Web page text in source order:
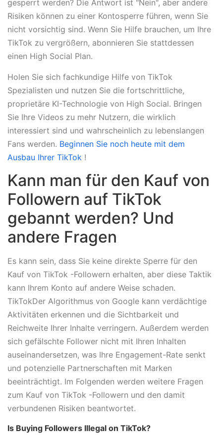
gesperrt werden? Die Antwort ist "Nein", aber andere
Risiken können zu einer Kontosperre führen, wenn Sie
nicht vorsichtig sind. Wenn Sie Hilfe brauchen, um Ihre
TikTok zu vergrößern, abonnieren Sie stattdessen
einen High Social Plan.
Holen Sie sich fachkundige Hilfe von TikTok
Spezialisten und nutzen Sie die fortschrittliche,
proprietäre KI-Technologie von High Social. Bringen
Sie Ihre Videos zu mehr Nutzern, die wirklich
interessiert sind und wahrscheinlich zu lebenslangen
Fans werden. Beginnen Sie noch heute mit dem
Ausbau Ihrer TikTok !
Kann man für den Kauf von
Followern auf TikTok
gebannt werden? Und
andere Fragen
Es kann sein, dass Sie keine direkte Sperre für den
Kauf von TikTok -Followern erhalten, aber diese Taktik
kann Ihrem Konto auf andere Weise schaden.
TikTokDer Algorithmus von Google kann verdächtige
Aktivitäten erkennen und die Sichtbarkeit und
Reichweite Ihrer Inhalte verringern. Außerdem werden
sich gefälschte Follower nicht mit Ihren Inhalten
auseinandersetzen, was Ihre Engagement-Rate senkt
und potenzielle Partnerschaften mit Marken
beeinträchtigt. Im Folgenden werden weitere Fragen
zum Kauf von TikTok -Followern und den damit
verbundenen Risiken beantwortet.
Is Buying Followers Illegal on TikTok?